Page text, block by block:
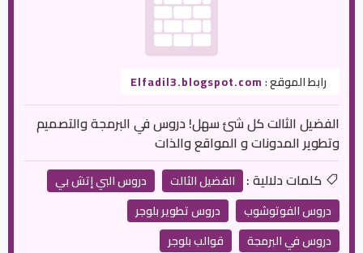
رابط الموقع :Elfadil3.blogspot.com
الفضيل الثالت كل شئ سهل! دروس في البرمجة والتصميم
وتطوير المدونات و المواقع والذات
كلمات دلالية :
الفضيل الثالت
دروس البي إتش بي
دروس الفوتوشوب
دروس تطوير بلوجر
دروس في البرمجة
قوالب بلوجر